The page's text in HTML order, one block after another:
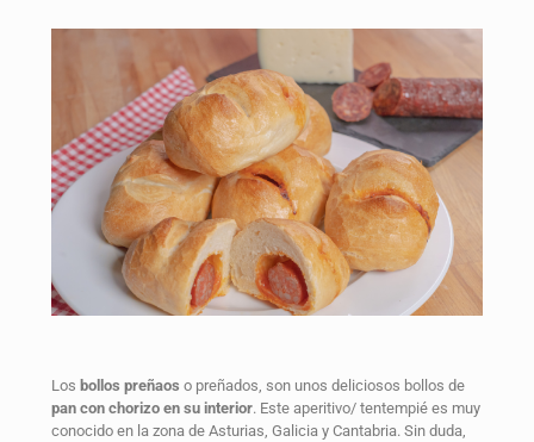
Los bollos preñaos o preñados, son unos deliciosos bollos de
pan con chorizo en su interior. Este aperitivo/ tentempié es muy
conocido en la zona de Asturias, Galicia y Cantabria. Sin duda,